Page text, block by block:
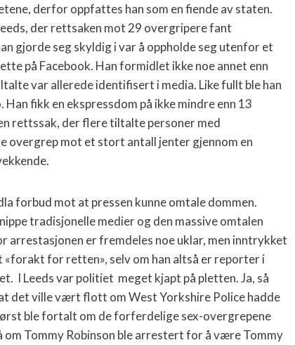
derfor oppfattes han som en fiende av staten.
der rettsaken mot 29 overgripere fant
gjorde seg skyldig i var å oppholde seg utenfor et
på Facebook. Han formidlet ikke noe annet enn
var allerede identifisert i media. Like fullt ble han
fikk en ekspressdom på ikke mindre enn 13
rettssak, der flere tiltalte personer med
mot et stort antall jenter gjennom en
forbud mot at pressen kunne omtale dommen.
tradisjonelle medier og den massive omtalen
arrestasjonen er fremdeles noe uklar, men inntrykket
for retten», selv om han altså er reporter i
I Leeds var politiet meget kjapt på pletten. Ja, så
det ville vært flott om West Yorkshire Police hadde
ble fortalt om de forferdelige sex-overgrepene
Tommy Robinson ble arrestert for å være Tommy